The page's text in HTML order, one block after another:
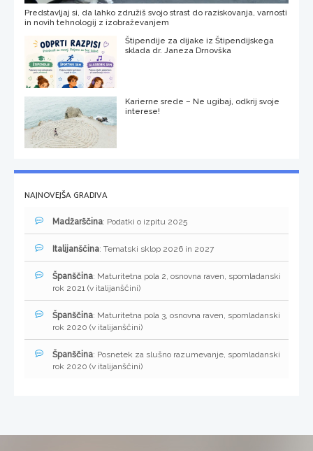
Predstavljaj si, da lahko združiš svojo strast do raziskovanja, varnosti
in novih tehnologij z izobraževanjem
Štipendije za dijake iz Štipendijskega
sklada dr. Janeza Drnovška
Karierne srede – Ne ugibaj, odkrij svoje
interese!
NAJNOVEJŠA GRADIVA
Madžarščina: Podatki o izpitu 2025
Italijanščina: Tematski sklop 2026 in 2027
Španščina: Maturitetna pola 2, osnovna raven, spomladanski
rok 2021 (v italijanščini)
Španščina: Maturitetna pola 3, osnovna raven, spomladanski
rok 2020 (v italijanščini)
Španščina: Posnetek za slušno razumevanje, spomladanski
rok 2020 (v italijanščini)